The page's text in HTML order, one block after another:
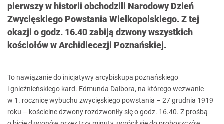
pierwszy w historii obchodzili Narodowy Dzień
Zwycięskiego Powstania Wielkopolskiego. Z tej
okazji o godz. 16.40 zabiją dzwony wszystkich
kościołów w Archidiecezji Poznańskiej.
To nawiązanie do inicjatywy arcybiskupa poznańskiego
i gnieźnieńskiego kard. Edmunda Dalbora, na którego wezwanie
w 1. rocznicę wybuchu zwycięskiego powstania – 27 grudnia 1919
roku – kościelne dzwony rozdzwoniły się o godz. 16.40. Z prośbą